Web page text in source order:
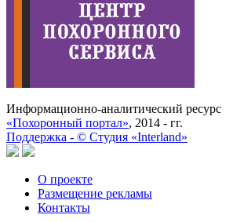
Информационно-аналитический ресурс
«Похоронный портал», 2014 - гг.
Поддержка - © Cтудия «Interland»
О проекте
Размещение рекламы
Контакты